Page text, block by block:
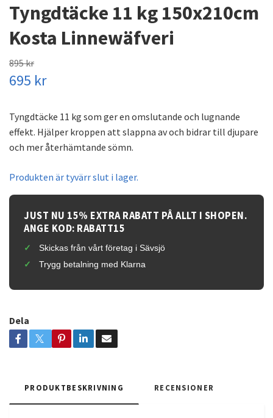
Tyngdtäcke 11 kg 150x210cm
Kosta Linnewäfveri
895 kr
695 kr
Tyngdtäcke 11 kg som ger en omslutande och lugnande
effekt. Hjälper kroppen att slappna av och bidrar till djupare
och mer återhämtande sömn.
Produkten är tyvärr slut i lager.
JUST NU 15% EXTRA RABATT PÅ ALLT I SHOPEN.
ANGE KOD: RABATT15
Skickas från vårt företag i Sävsjö
Trygg betalning med Klarna
Dela
PRODUKTBESKRIVNING RECENSIONER